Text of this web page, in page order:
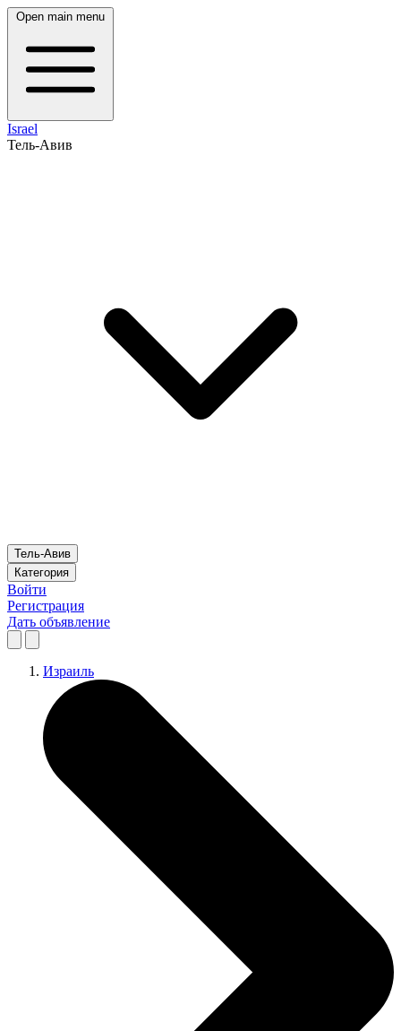
Open main menu
Israel
Тель-Авив
Тель-Авив
Категория
Войти
Регистрация
Дать объявление
Израиль